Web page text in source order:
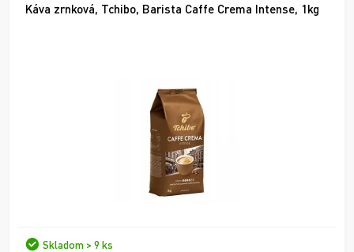
Káva zrnková, Tchibo, Barista Caffe Crema Intense, 1kg
Skladom > 9 ks